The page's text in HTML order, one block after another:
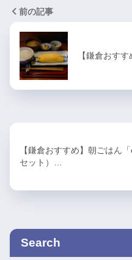
前の記事
【鎌倉おす
【鎌倉おすすめ】朝ごはん
セット）…
Search